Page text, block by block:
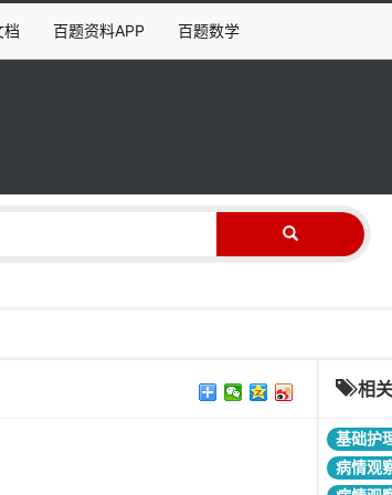
档 百题资料APP 百题数学
相
基础护
病情观